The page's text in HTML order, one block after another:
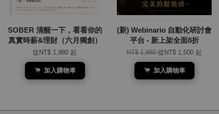
SOBER 清醒一下，看看你的
真實時薪&理財（六月獨創）
從 NT$ 1,980 起
加入購物車
(新) Webinario 自動化研討會
平台 - 新上架全面8折
NT$ 1,880從 NT$ 1,500 起
加入購物車